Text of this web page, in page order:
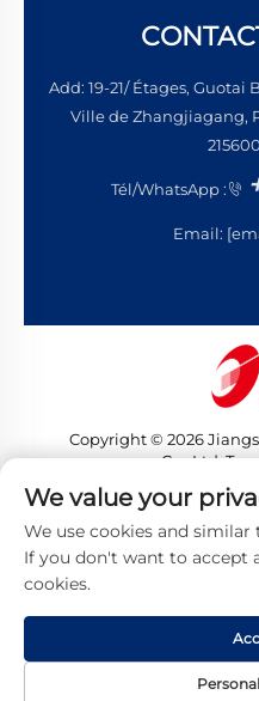
Add: 19-21/ Étages,
Ville de Zhangjiagang,
Tél/WhatsApp :
Email:
Copyright © 2026
Co., Ltd.
Politique
We value your
We use cookies and
If you don't want to accept
cookies.